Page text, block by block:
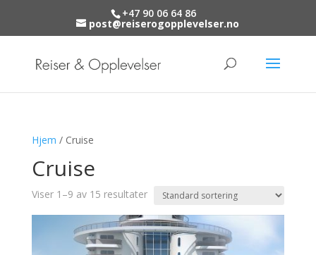
+47 90 06 64 86
post@reiserogopplevelser.no
Hjem / Cruise
Cruise
Viser 1–9 av 15 resultater